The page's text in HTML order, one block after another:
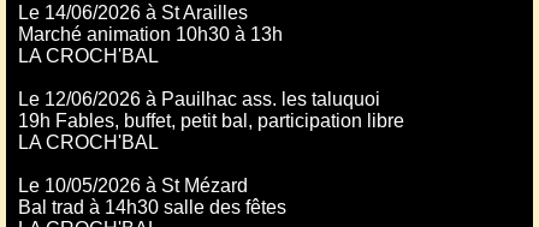
Le 14/06/2026 à St Arailles
Marché animation 10h30 à 13h
LA CROCH'BAL
Le 12/06/2026 à Pauilhac ass. les taluquoi
19h Fables, buffet, petit bal, participation libre
LA CROCH'BAL
Le 10/05/2026 à St Mézard
Bal trad à 14h30 salle des fêtes